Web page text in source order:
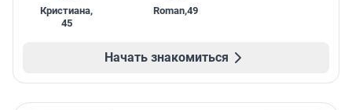
Кристиана,
45
Roman,49
Начать знакомиться